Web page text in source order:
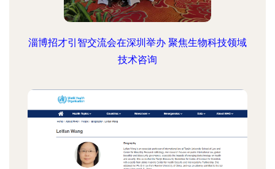
淄博招才引智交流会在深圳举办 聚焦生物科技领域
技术咨询